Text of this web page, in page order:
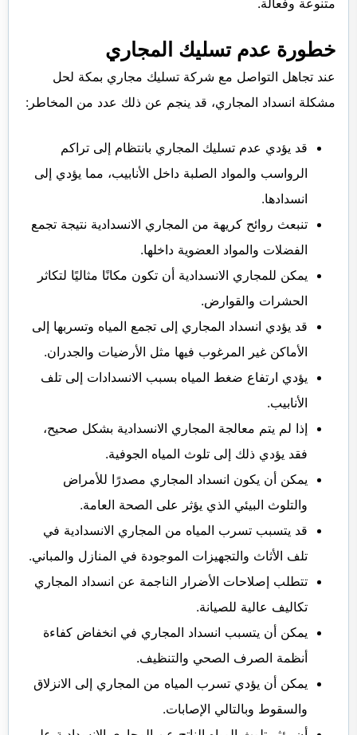
خطورة عدم تسليك المجاري
عند تجاهل التواصل مع شركة تسليك مجاري بمكة لحل
مشكلة انسداد المجاري، قد ينجم عن ذلك عدد من المخاطر:
قد يؤدي عدم تسليك المجاري بانتظام إلى تراكم
الرواسب والمواد الصلبة داخل الأنابيب، مما يؤدي إلى
انسدادها.
تنبعث روائح كريهة من المجاري الانسدادية نتيجة تجمع
الفضلات والمواد العضوية داخلها.
يمكن للمجاري الانسدادية أن تكون مكانًا مثاليًا لتكاثر
الحشرات والقوارض.
قد يؤدي انسداد المجاري إلى تجمع المياه وتسربها إلى
الأماكن غير المرغوب فيها مثل الأرضيات والجدران.
يؤدي ارتفاع ضغط المياه بسبب الانسدادات إلى تلف
الأنابيب.
إذا لم يتم معالجة المجاري الانسدادية بشكل صحيح،
فقد يؤدي ذلك إلى تلوث المياه الجوفية.
يمكن أن يكون انسداد المجاري مصدرًا للأمراض
والتلوث البيئي الذي يؤثر على الصحة العامة.
قد يتسبب تسرب المياه من المجاري الانسدادية في
تلف الأثاث والتجهيزات الموجودة في المنازل والمباني.
تتطلب إصلاحات الأضرار الناجمة عن انسداد المجاري
تكاليف عالية للصيانة.
يمكن أن يتسبب انسداد المجاري في انخفاض كفاءة
أنظمة الصرف الصحي والتنظيف.
يمكن أن يؤدي تسرب المياه من المجاري إلى الانزلاق
والسقوط وبالتالي الإصابات.